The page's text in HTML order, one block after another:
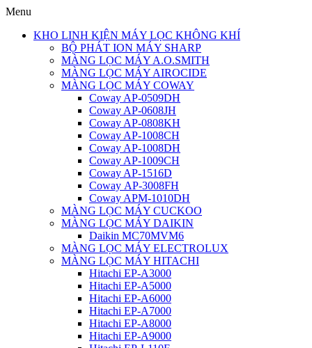
Menu
KHO LINH KIỆN MÁY LỌC KHÔNG KHÍ
BỘ PHÁT ION MÁY SHARP
MÀNG LỌC MÁY A.O.SMITH
MÀNG LỌC MÁY AIROCIDE
MÀNG LỌC MÁY COWAY
Coway AP-0509DH
Coway AP-0608JH
Coway AP-0808KH
Coway AP-1008CH
Coway AP-1008DH
Coway AP-1009CH
Coway AP-1516D
Coway AP-3008FH
Coway APM-1010DH
MÀNG LỌC MÁY CUCKOO
MÀNG LỌC MÁY DAIKIN
Daikin MC70MVM6
MÀNG LỌC MÁY ELECTROLUX
MÀNG LỌC MÁY HITACHI
Hitachi EP-A3000
Hitachi EP-A5000
Hitachi EP-A6000
Hitachi EP-A7000
Hitachi EP-A8000
Hitachi EP-A9000